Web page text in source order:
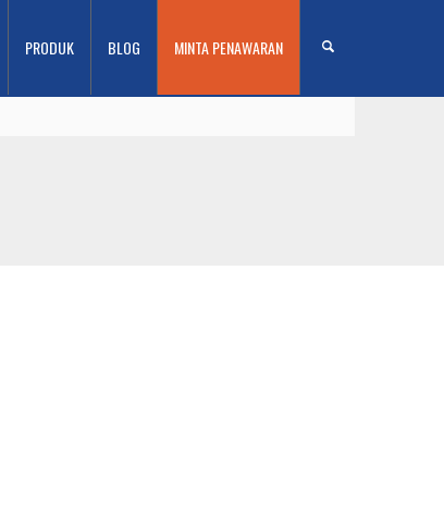
PRODUK BLOG MINTA PENAWARAN